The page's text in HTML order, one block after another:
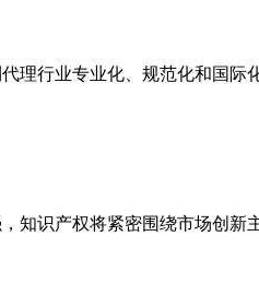
行业专业化、规范化和国际
知识产权将紧密围绕市场创